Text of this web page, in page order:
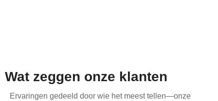
Wat zeggen onze klanten
Ervaringen gedeeld door wie het meest tellen—onze